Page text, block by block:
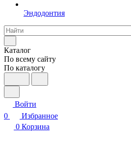
Эндодонтия
Каталог
По всему сайту
По каталогу
Войти
0
Избранное
0 Корзина